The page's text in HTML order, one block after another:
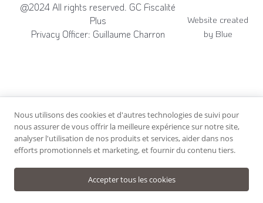
@2024 All rights reserved. GC Fiscalité
Plus
Privacy Officer: Guillaume Charron
Website created
by Blue
Nous utilisons des cookies et d'autres technologies de suivi pour
nous assurer de vous offrir la meilleure expérience sur notre site,
analyser l'utilisation de nos produits et services, aider dans nos
efforts promotionnels et marketing, et fournir du contenu tiers.
Accepter tous les cookies